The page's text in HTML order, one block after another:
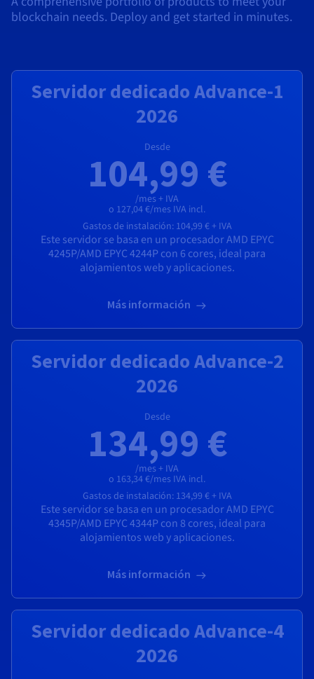
blockchain needs. Deploy and get started in minutes.
Servidor dedicado Advance-1
2026
Desde
104,99 €
/mes + IVA
o 127,04 €/mes IVA incl.
Gastos de instalación: 104,99 €+ IVA
Este servidor se basa en un procesadorAMD EPYC
4245P/AMD EPYC 4244Pcon 6 cores, ideal para
alojamientos web y aplicaciones.
Más información
Servidor dedicado Advance-2
2026
Desde
134,99 €
/mes + IVA
o 163,34 €/mes IVA incl.
Gastos de instalación: 134,99 €+ IVA
Este servidor se basa en un procesadorAMD EPYC
4345P/AMD EPYC 4344Pcon 8 cores, ideal para
alojamientos web y aplicaciones.
Más información
Servidor dedicado Advance-4
2026